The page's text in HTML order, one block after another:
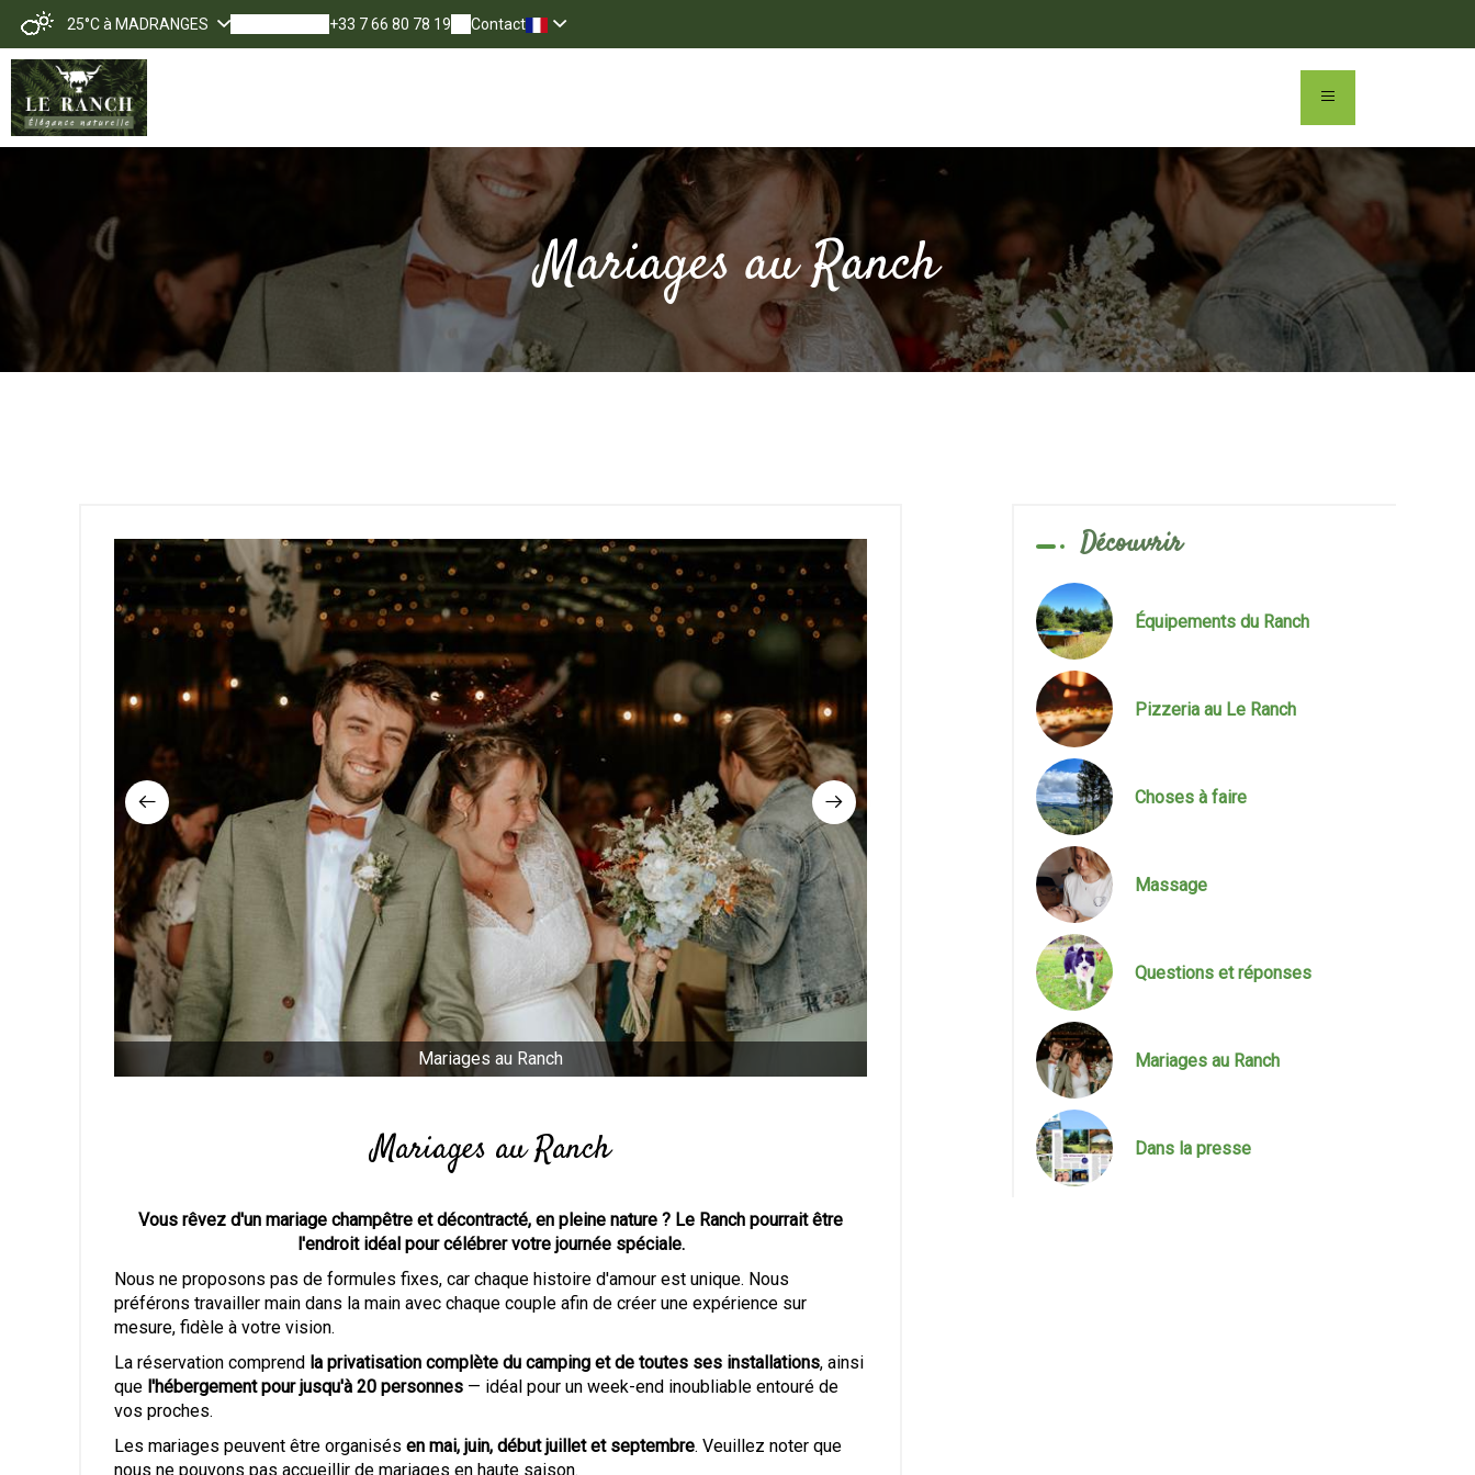
25°Cà MADRANGES +33 7 66 80 78 19 Contact
Découvrir Hébergements Cartes cadeaux
Mariages au Ranch
Mariages au Ranch Mariages au Ranch
Mariages au Ranch
Vous rêvez d'un mariage champêtre et décontracté, en pleine nature ? Le Ranch pourrait être
l'endroit idéal pour célébrer votre journée spéciale.
Nous ne proposons pas de formules fixes, car chaque histoire d'amour est unique. Nous
préférons travailler main dans la main avec chaque couple afin de créer une expérience sur
mesure, fidèle à votre vision.
La réservation comprend la privatisation complète du camping et de toutes ses installations, ainsi
que l'hébergement pour jusqu'à 20 personnes — idéal pour un week-end inoubliable entouré de
vos proches.
Les mariages peuvent être organisés en mai, juin, début juillet et septembre. Veuillez noter que
nous ne pouvons pas accueillir de mariages en haute saison.
Découvrir
Équipements du Ranch
Pizzeria au Le Ranch
Choses à faire
Massage
Questions et réponses
Mariages au Ranch
Dans la presse